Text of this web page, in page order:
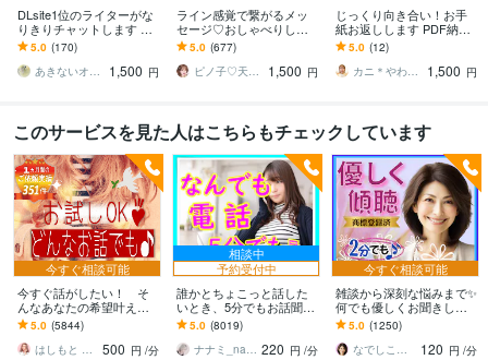
DLsite1位のライターがな
りきりチャットします 推
しになりきってご希望の
シチュエーションでじっ
くりイメチャ♪
5.0 (170)
あきないオカメインコ
1,500 円
ライン感覚で繋がるメッ
セージ♡おしゃべりしま
す 電話はちょっとでも聞
いてほしい♡寄り添い集
中トーク♡話し相手
5.0 (677)
ピノ子♡天使の声
1,500 円
じっくり向き合い！お手
紙お返しします PDF納
品！自分のペースでおは
なししたい事があるあな
たへ☀
5.0 (12)
カニ＊やわらかまごころ検定1級
1,500 円
このサービスを見た人はこちらもチェックしています
今すぐ相談可能
今すぐ話がしたい！ そ
んなあなたの希望叶えま
す 今日あったことから深
刻な悩みまで☆何でも打
ち明けてください。
5.0 (5844)
はしもと ゆっこ♡救急こころの相談室
500 円 /分
相談中
予約受付中
誰かとちょこっと話した
いとき、5分でもお話聞き
ます 疲れた～、でもカウ
ンセリングじゃない、な
んとなく雑談聞いて～
5.0 (8019)
ナナミ_nanami 220 円 /分
今すぐ相談可能
雑談から深刻な悩みまで✨
何でも優しくお聞きしま
す 恋愛・人間関係・仕
事・職場・家族✅どんな事
でも受け止めます❗
5.0 (1250)
なでしこママ ✿ 幸せ案内人
120 円 /分